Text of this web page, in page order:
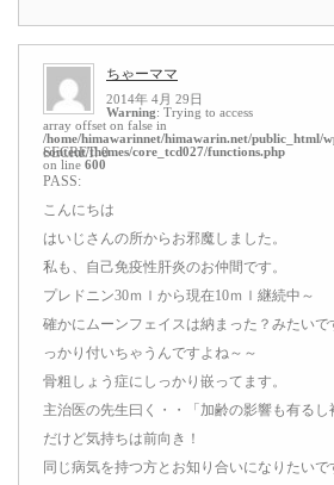
ちゃーママ
2014年 4月 29日
Warning: Trying to access
array offset on false in
/home/himawarinnet/himawarin.net/public_html/
content/themes/core_tcd027/functions.php
on line 600
SECRET: 0
PASS:
こんにちは
はいじさんの所からお邪魔しました。
私も、自己免疫性肝炎のお仲間です。
プレドニン30ｍｌから現在10ｍｌ継続中～
確かにムーンフェイスは納まった？みたいで
っかり付いちゃうんですよね～～
骨粗しょう症にしっかり嵌ってます。
主治医の先生曰く・・「加齢の影響も有るし
だけど気持ちは前向き！
同じ病気を持つ方とお知り合いになりたいで